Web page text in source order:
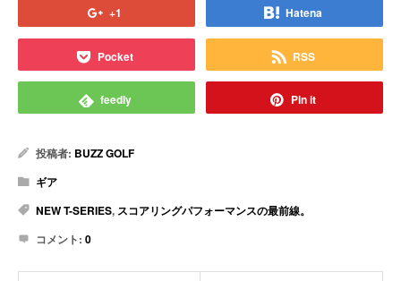
+1 Hatena
Pocket RSS
feedly Pin it
投稿者: BUZZ GOLF
ギア
NEW T-SERIES, スコアリングパフォーマンスの最前線。
コメント: 0